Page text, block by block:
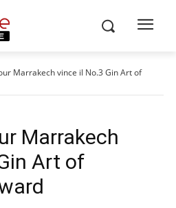
Marrakech vince il No.3 Gin Art of
Marrakech
Art of